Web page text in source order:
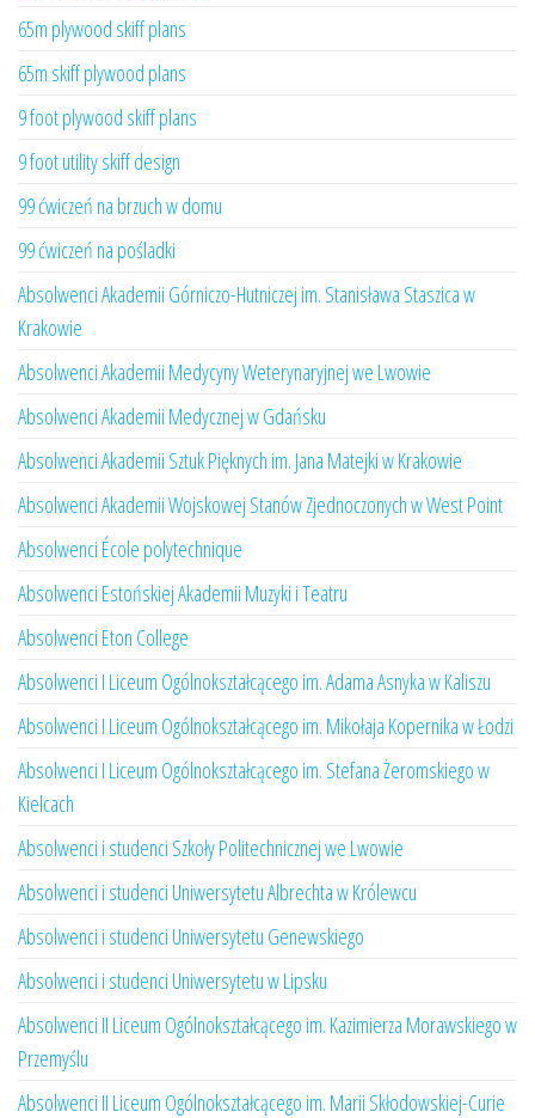
65m plywood skiff plans
65m skiff plywood plans
9 foot plywood skiff plans
9 foot utility skiff design
99 ćwiczeń na brzuch w domu
99 ćwiczeń na pośladki
Absolwenci Akademii Górniczo-Hutniczej im. Stanisława Staszica w
Krakowie
Absolwenci Akademii Medycyny Weterynaryjnej we Lwowie
Absolwenci Akademii Medycznej w Gdańsku
Absolwenci Akademii Sztuk Pięknych im. Jana Matejki w Krakowie
Absolwenci Akademii Wojskowej Stanów Zjednoczonych w West Point
Absolwenci École polytechnique
Absolwenci Estońskiej Akademii Muzyki i Teatru
Absolwenci Eton College
Absolwenci I Liceum Ogólnokształcącego im. Adama Asnyka w Kaliszu
Absolwenci I Liceum Ogólnokształcącego im. Mikołaja Kopernika w Łodzi
Absolwenci I Liceum Ogólnokształcącego im. Stefana Żeromskiego w
Kielcach
Absolwenci i studenci Szkoły Politechnicznej we Lwowie
Absolwenci i studenci Uniwersytetu Albrechta w Królewcu
Absolwenci i studenci Uniwersytetu Genewskiego
Absolwenci i studenci Uniwersytetu w Lipsku
Absolwenci II Liceum Ogólnokształcącego im. Kazimierza Morawskiego w
Przemyślu
Absolwenci II Liceum Ogólnokształcącego im. Marii Skłodowskiej-Curie